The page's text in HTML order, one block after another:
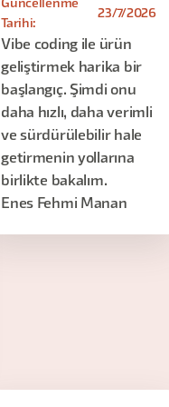
Güncellenme
Tarihi:
23/7/2026
Vibe coding ile ürün
geliştirmek harika bir
başlangıç. Şimdi onu
daha hızlı, daha verimli
ve sürdürülebilir hale
getirmenin yollarına
birlikte bakalım.
Enes Fehmi Manan